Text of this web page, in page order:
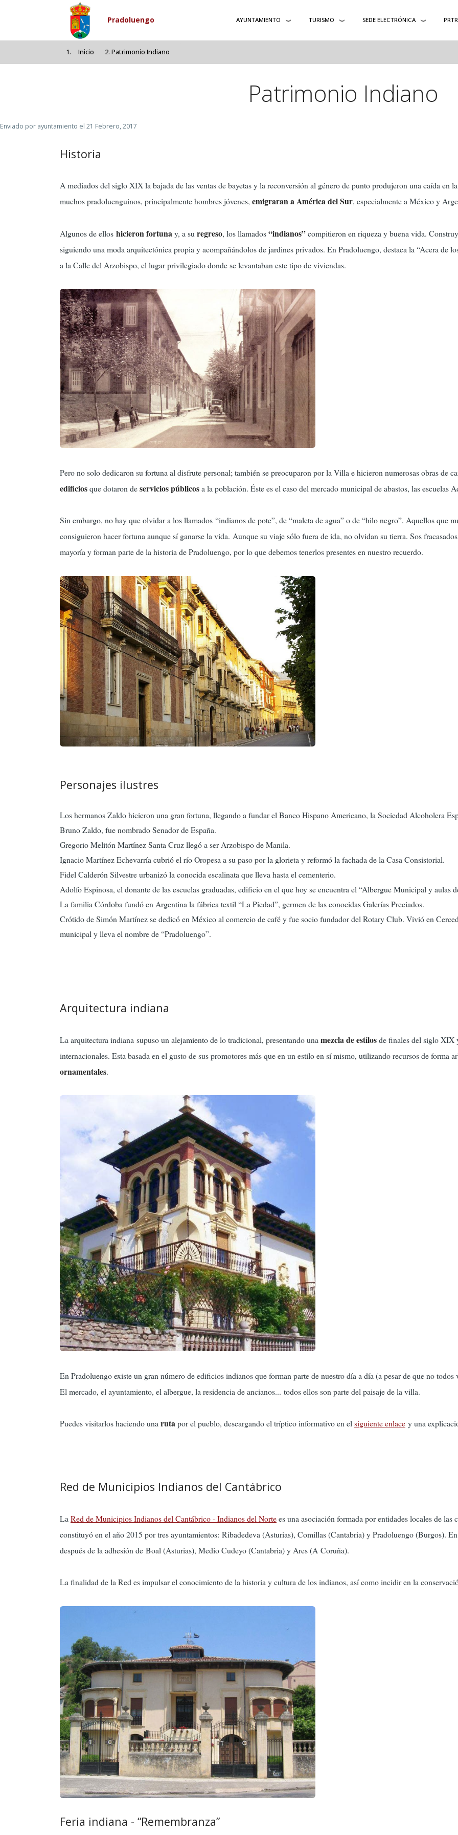
Pasar al contenido principal
Pradoluengo AYUNTAMIENTO TURISMO SEDE ELECTRÓNICA PRTR
Inicio Patrimonio Indiano
Patrimonio Indiano
Enviado por ayuntamiento el 21 Febrero, 2017
Historia
A mediados del siglo XIX la bajada de las ventas de bayetas y la reconversión al género de punto produjeron una caída en
muchos pradoluenguinos, principalmente hombres jóvenes, emigraran a América del Sur, especialmente a México y
Algunos de ellos hicieron fortunay, a su regreso, los llamados“indianos”compitieron en riqueza y buena vida.
siguiendo una moda arquitectónica propia y acompañándolos de jardines privados. En Pradoluengo, destaca la “Acera de
a la Calle del Arzobispo, el lugar privilegiado donde se levantaban este tipo de viviendas.
Pero no solo dedicaron su fortuna al disfrute personal; también se preocuparon por la Villa e hicieron numerosas obras de
edificiosque dotaron deservicios públicosa la población. Éste es el caso del mercado municipal de abastos, las
Sin embargo, no hay que olvidar a los llamados “indianos de pote”, de “maleta de agua” o de “hilo negro”. Aquellos que
consiguieron hacer fortuna aunque sí ganarse la vida. Aunque su viaje sólo fuera de ida, no olvidan su tierra. Sos
mayoría y forman parte de la historia de Pradoluengo, por lo que debemos tenerlos presentes en nuestro recuerdo.
Personajes ilustres
Los hermanos Zaldohicieron una gran fortuna, llegando a fundar el Banco Hispano Americano, la Sociedad Alcoholera
Bruno Zaldo, fue nombrado Senador de España.
Gregorio Melitón Martínez Santa Cruz llegó a ser Arzobispo de Manila.
Ignacio Martínez Echevarría cubrió el río Oropesa a su paso por la glorieta y reformó la fachada de la Casa Consistorial.
Fidel Calderón Silvestre urbanizó la conocida escalinata que lleva hasta el cementerio.
Adolfo Espinosa, el donante de las escuelas graduadas, edificio en el que hoy se encuentra el “Albergue Municipal y aulas
La familia Córdoba fundó en Argentina la fábrica textil “La Piedad”, germen de las conocidas Galerías Preciados.
Crótido de Simón Martínez se dedicó en México al comercio de café y fue socio fundador del Rotary Club. Vivió en
municipal y lleva el nombre de “Pradoluengo”.
Arquitectura indiana
La arquitectura indiana supuso un alejamiento de lo tradicional, presentando una mezcla de estilosde finales del siglo XIX
internacionales. Esta basada en el gusto de sus promotores más que en un estilo en sí mismo, utilizando recursos de forma
ornamentales.
En Pradoluengo existe un gran número de edificios indianos que forman parte de nuestro día a día (a pesar de que no
El mercado, el ayuntamiento, el albergue, la residencia de ancianos... todos ellos son parte del paisaje de la villa.
Puedes visitarlos haciendo unarutapor el pueblo, descargando el tríptico informativo en elsiguiente enlace y una
Red de Municipios Indianos del Cantábrico
La Red de Municipios Indianos del Cantábrico - Indianos del Nortees una asociación formada por entidades locales de
constituyó en el año 2015 por tres ayuntamientos: Ribadedeva (Asturias), Comillas (Cantabria) y Pradoluengo (Burgos).
después de la adhesión de Boal (Asturias), Medio Cudeyo (Cantabria) y Ares (A Coruña).
La finalidad de la Red es impulsar el conocimiento de la historia y cultura de los indianos, así como incidir en la
Feria indiana - “Remembranza”